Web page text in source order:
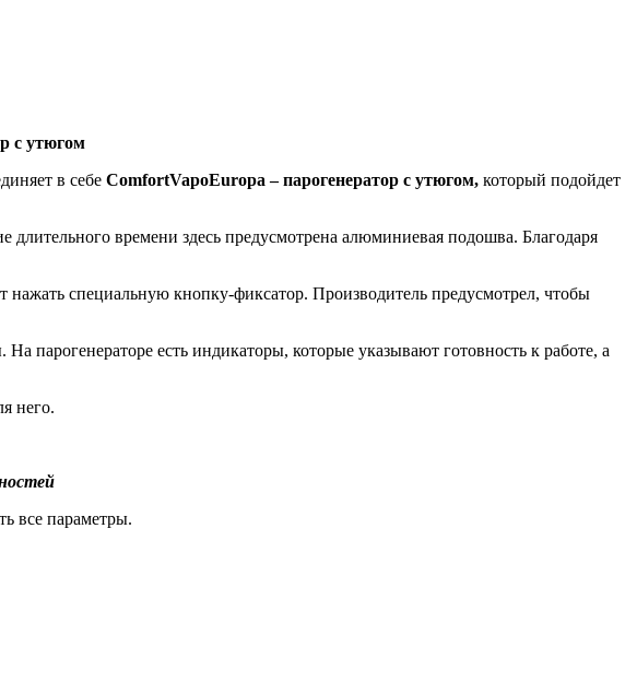
с утюгом
в себе ComfortVapoEuropa – парогенератор с утюгом, который подойдет
времени здесь предусмотрена алюминиевая подошва. Благодаря
специальную кнопку-фиксатор. Производитель предусмотрел, чтобы
есть индикаторы, которые указывают готовность к работе, а
него.
все параметры.